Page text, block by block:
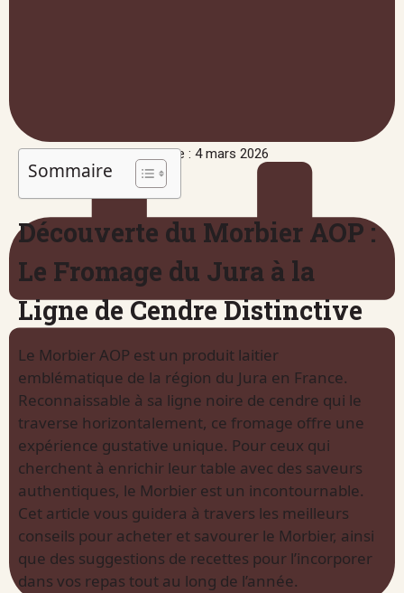
Publié le : 4 mars 2026
Sommaire
Découverte du Morbier AOP :
Le Fromage du Jura à la
Ligne de Cendre Distinctive
Le Morbier AOP est un produit laitier
emblématique de la région du Jura en France.
Reconnaissable à sa ligne noire de cendre qui le
traverse horizontalement, ce fromage offre une
expérience gustative unique. Pour ceux qui
cherchent à enrichir leur table avec des saveurs
authentiques, le Morbier est un incontournable.
Cet article vous guidera à travers les meilleurs
conseils pour acheter et savourer le Morbier, ainsi
que des suggestions de recettes pour l’incorporer
dans vos repas tout au long de l’année.